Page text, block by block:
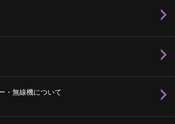
・無線機について